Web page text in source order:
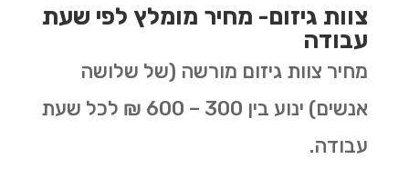
צוות גיזום- מחיר מומלץ לפי שעת
עבודה
מחיר צוות גיזום מורשה (של שלושה
אנשים) ינוע בין 300 – 600 ₪ לכל שעת
עבודה.